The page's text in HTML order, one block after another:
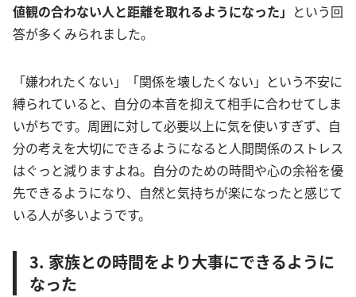
値観の合わない人と距離を取れるようになった」 という回
答が多くみられました。
「嫌われたくない」「関係を壊したくない」という不安に
縛られていると、自分の本音を抑えて相手に合わせてしま
いがちです。周囲に対して必要以上に気を使いすぎず、自
分の考えを大切にできるようになると人間関係のストレス
はぐっと減りますよね。自分のための時間や心の余裕を優
先できるようになり、自然と気持ちが楽になったと感じて
いる人が多いようです。
3. 家族との時間をより大事にできるように
なった